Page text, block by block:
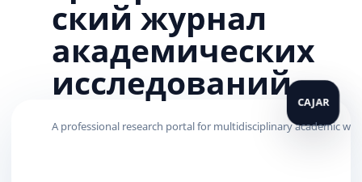
ский журнал
академических
исследований